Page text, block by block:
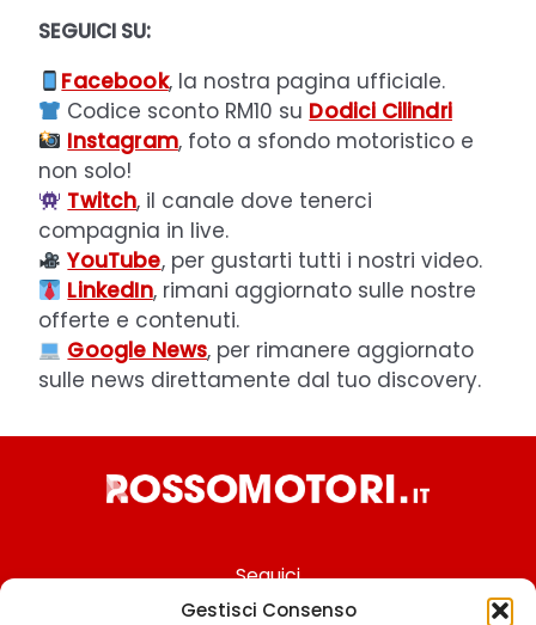
Gestisci Consenso
SEGUICI SU:
Facebook, la nostra pagina ufficiale.
Codice sconto RM10 su Dodici Cilindri
Instagram, foto a sfondo motoristico e
non solo!
Twitch, il canale dove tenerci
compagnia in live.
YouTube, per gustarti tutti i nostri video.
LinkedIn, rimani aggiornato sulle nostre
offerte e contenuti.
Google News, per rimanere aggiornato
sulle news direttamente dal tuo discovery.
Seguici